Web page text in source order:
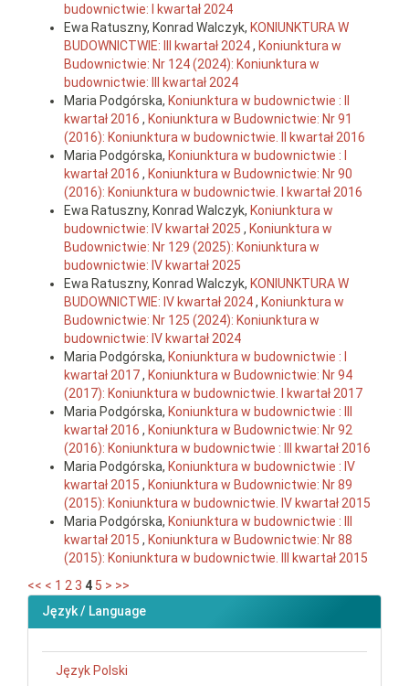
budownictwie: I kwartał 2024
Ewa Ratuszny, Konrad Walczyk, KONIUNKTURA W
BUDOWNICTWIE: III kwartał 2024, Koniunktura w
Budownictwie: Nr 124 (2024): Koniunktura w
budownictwie: III kwartał 2024
Maria Podgórska, Koniunktura w budownictwie : II
kwartał 2016 , Koniunktura w Budownictwie: Nr 91
(2016): Koniunktura w budownictwie. II kwartał 2016
Maria Podgórska, Koniunktura w budownictwie : I
kwartał 2016 , Koniunktura w Budownictwie: Nr 90
(2016): Koniunktura w budownictwie. I kwartał 2016
Ewa Ratuszny, Konrad Walczyk, Koniunktura w
budownictwie: IV kwartał 2025 , Koniunktura w
Budownictwie: Nr 129 (2025): Koniunktura w
budownictwie: IV kwartał 2025
Ewa Ratuszny, Konrad Walczyk, KONIUNKTURA W
BUDOWNICTWIE: IV kwartał 2024, Koniunktura w
Budownictwie: Nr 125 (2024): Koniunktura w
budownictwie: IV kwartał 2024
Maria Podgórska, Koniunktura w budownictwie : I
kwartał 2017, Koniunktura w Budownictwie: Nr 94
(2017): Koniunktura w budownictwie. I kwartał 2017
Maria Podgórska, Koniunktura w budownictwie : III
kwartał 2016 , Koniunktura w Budownictwie: Nr 92
(2016): Koniunktura w budownictwie : III kwartał 2016
Maria Podgórska, Koniunktura w budownictwie : IV
kwartał 2015 , Koniunktura w Budownictwie: Nr 89
(2015): Koniunktura w budownictwie. IV kwartał 2015
Maria Podgórska, Koniunktura w budownictwie : III
kwartał 2015 , Koniunktura w Budownictwie: Nr 88
(2015): Koniunktura w budownictwie. III kwartał 2015
<< < 1 2 3 4 5 > >>
Język / Language
Język Polski